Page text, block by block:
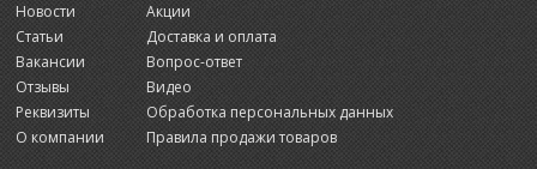
Новости
Статьи
Вакансии
Отзывы
Реквизиты
О компании
Акции
Доставка и оплата
Вопрос-ответ
Видео
Обработка персональных данных
Правила продажи товаров